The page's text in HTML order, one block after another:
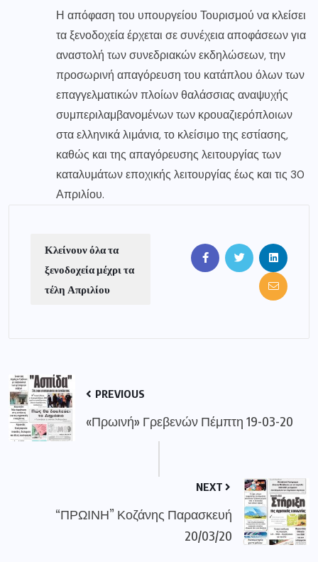
Η απόφαση του υπουργείου Τουρισμού να κλείσει
τα ξενοδοχεία έρχεται σε συνέχεια αποφάσεων για
αναστολή των συνεδριακών εκδηλώσεων, την
προσωρινή απαγόρευση του κατάπλου όλων των
επαγγελματικών πλοίων θαλάσσιας αναψυχής
συμπεριλαμβανομένων των κρουαζιερόπλοιων
στα ελληνικά λιμάνια, το κλείσιμο της εστίασης,
καθώς και της απαγόρευσης λειτουργίας των
καταλυμάτων εποχικής λειτουργίας έως και τις 30
Απριλίου.
Κλείνουν όλα τα
ξενοδοχεία μέχρι τα
τέλη Απριλίου
PREVIOUS
«Πρωινή» Γρεβενών Πέμπτη 19-03-20
NEXT
“ΠΡΩΙΝΗ” Κοζάνης Παρασκευή
20/03/20